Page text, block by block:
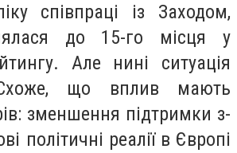
співпраці із Заходом,
до 15-го місця у
Але нині ситуація
що вплив мають
зменшення підтримки з-
політичні реалії в Європі